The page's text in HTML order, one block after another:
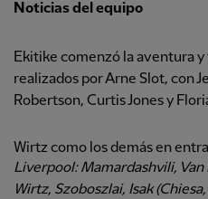
Noticias del equipo
Ekitike comenzó la aventura
realizados por Arne Slot, con
Robertson, Curtis Jones y
Wirtz como los demás en
Liverpool: Mamardashvili, Van
Wirtz, Szoboszlai, Isak